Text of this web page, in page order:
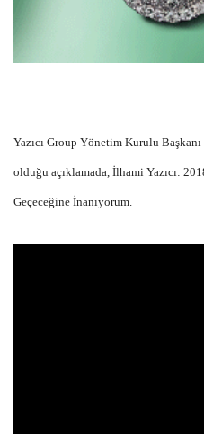
Yazıcı Group Yönetim Kurulu
olduğu açıklamada, İlhami Yazıcı:
Geçeceğine İnanıyorum.